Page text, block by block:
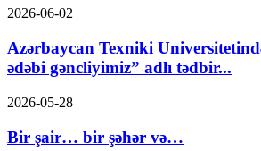
2026-06-02
Azərbaycan Texniki
ədəbi gəncliyimiz” adlı tədbir...
2026-05-28
Bir şair… bir şəhər və…